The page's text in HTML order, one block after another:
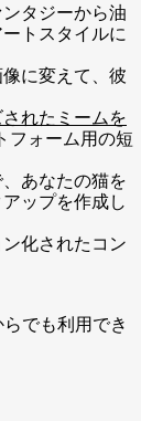
タジーから油
トスタイルに
に変えて、彼
れたミームを
フォーム用の短
あなたの猫を
ップを作成し
化されたコン
でも利用でき